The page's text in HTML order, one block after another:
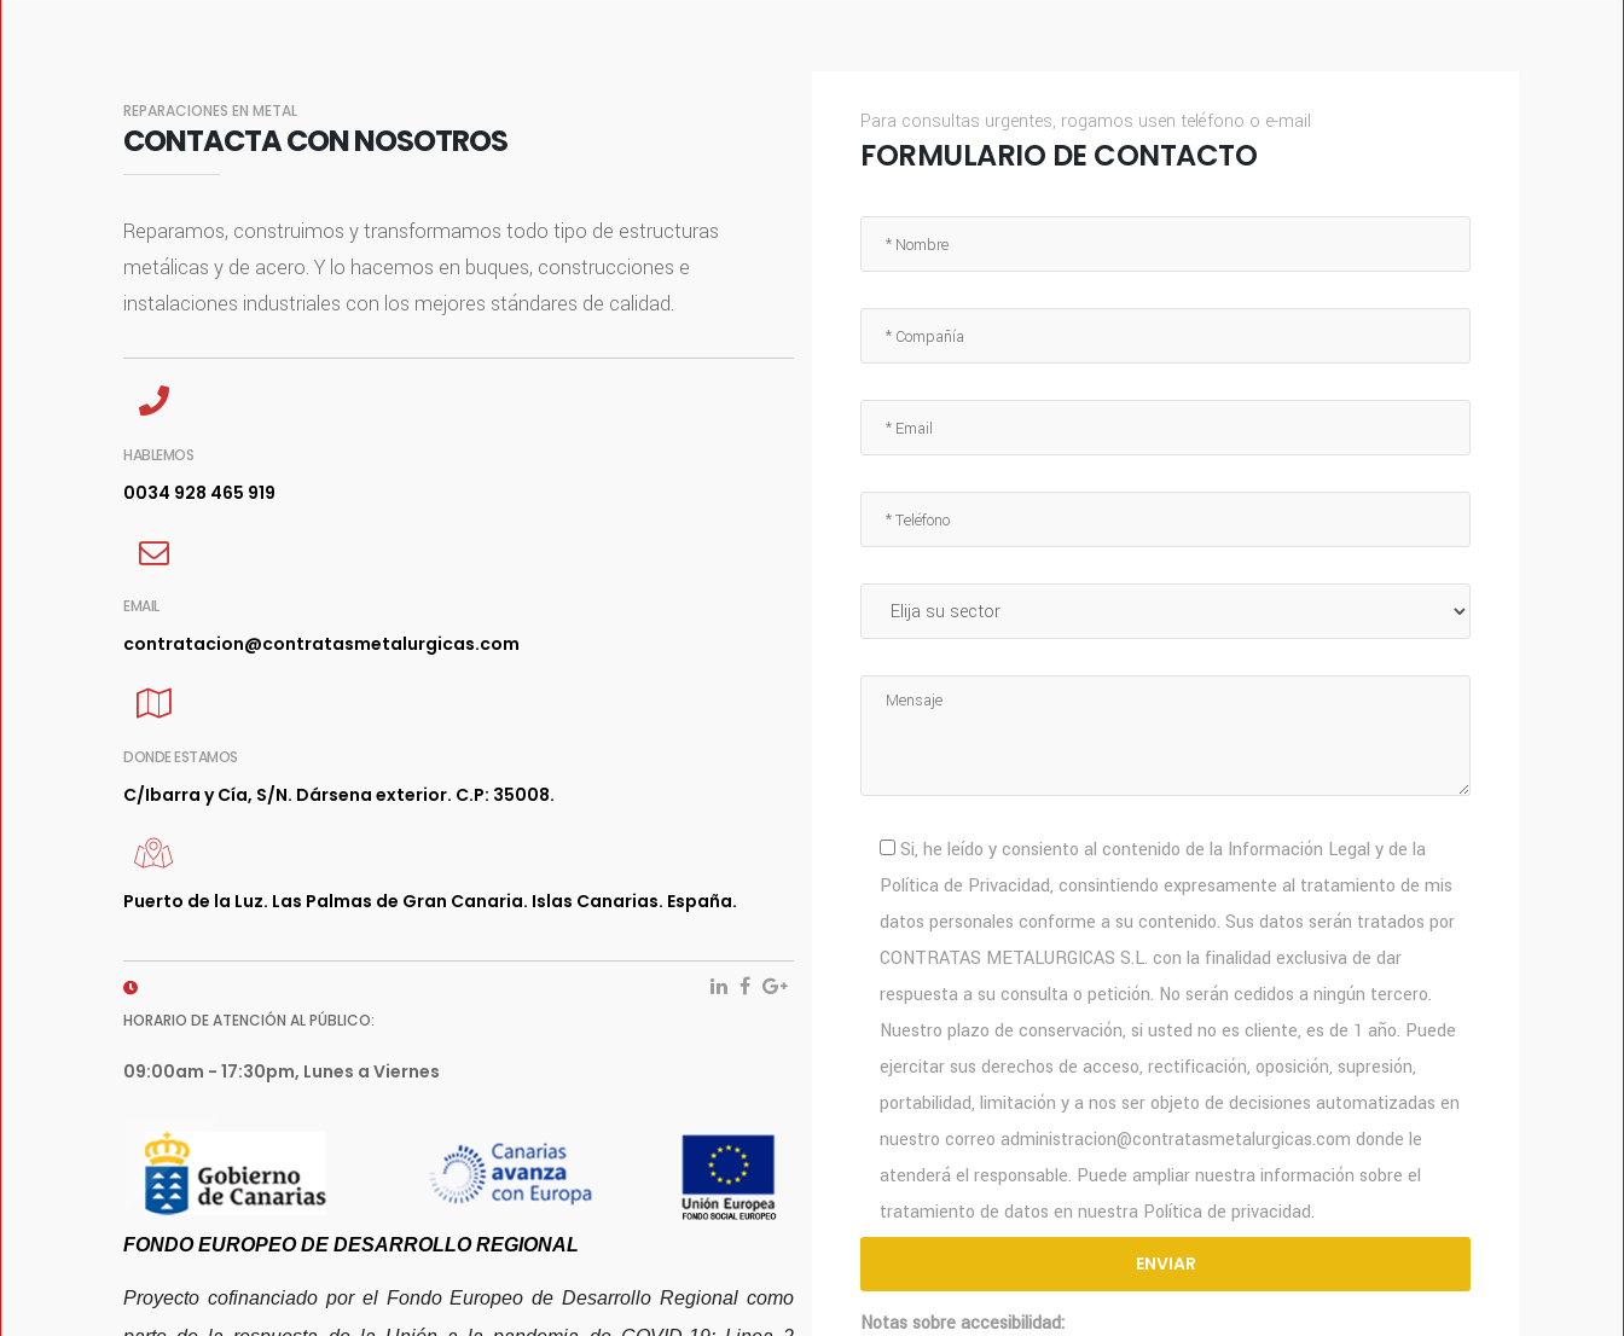
REPARACIONES EN METAL
CONTACTA CON NOSOTROS
Reparamos, construimos y transformamos todo tipo de estructuras
metálicas y de acero. Y lo hacemos en buques, construcciones e
instalaciones industriales con los mejores stándares de calidad.
HABLEMOS
0034 928 465 919
EMAIL
contratacion@contratasmetalurgicas.com
DONDE ESTAMOS
C/Ibarra y Cía, S/N. Dársena exterior. C.P: 35008.
Puerto de la Luz. Las Palmas de Gran Canaria. Islas Canarias. España.
HORARIO DE ATENCIÓN AL PÚBLICO:
09:00am - 17:30pm, Lunes a Viernes
FONDO EUROPEO DE DESARROLLO REGIONAL
Proyecto cofinanciado por el Fondo Europeo de Desarrollo Regional como
Para consultas urgentes, rogamos usen teléfono o e-mail
FORMULARIO DE CONTACTO
Si, he leído y consiento al contenido de la Información Legal y de la
Política de Privacidad, consintiendo expresamente al tratamiento de mis
datos personales conforme a su contenido. Sus datos serán tratados por
CONTRATAS METALURGICAS S.L. con la finalidad exclusiva de dar
respuesta a su consulta o petición. No serán cedidos a ningún tercero.
Nuestro plazo de conservación, si usted no es cliente, es de 1 año. Puede
ejercitar sus derechos de acceso, rectificación, oposición, supresión,
portabilidad, limitación y a nos ser objeto de decisiones automatizadas en
nuestro correo administracion@contratasmetalurgicas.com donde le
atenderá el responsable. Puede ampliar nuestra información sobre el
tratamiento de datos en nuestra Política de privacidad.
Notas sobre accesibilidad: